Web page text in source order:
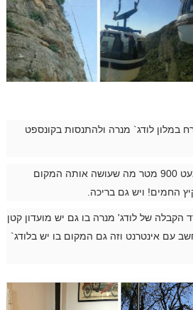
במלון לודג` מנרה ולהתנסות בקונספט
מנרה ממוקמת בגובה של כמעט 900 מטר מה שעושה אותה המקום
החמים! ויש גם בריכה.
של לודג' מנרה בו גם יש מועדון קטן
עם אינטרנט וזה גם המקום בו יש בלודג`